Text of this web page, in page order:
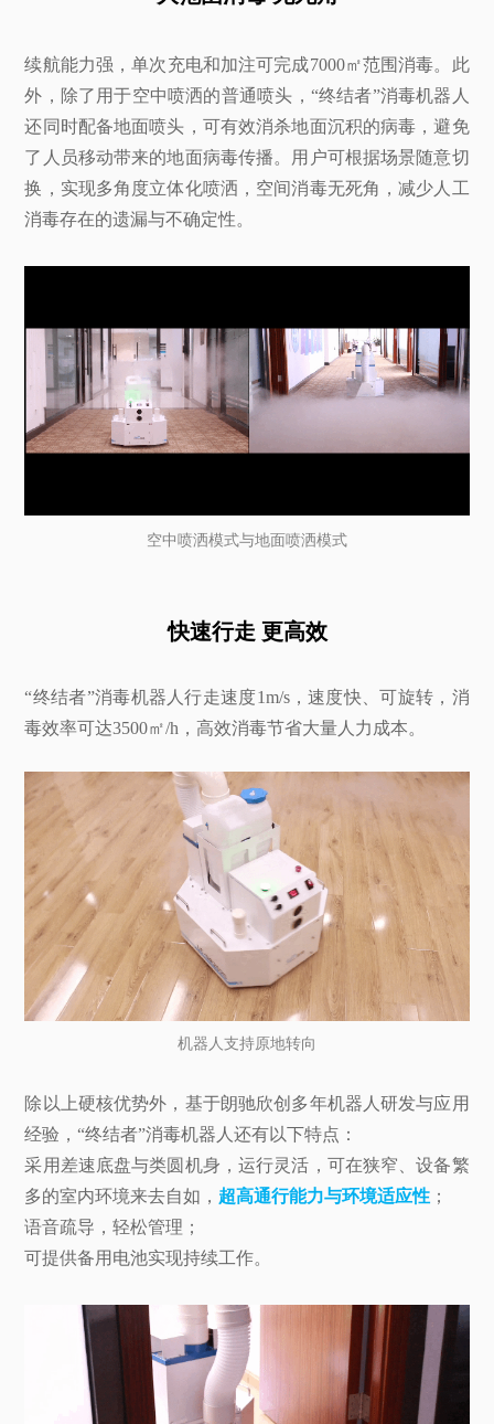
续航能力强，单次充电和加注可完成7000㎡范围消毒。此
外，除了用于空中喷洒的普通喷头，“终结者”消毒机器人
还同时配备地面喷头，可有效消杀地面沉积的病毒，避免
了人员移动带来的地面病毒传播。用户可根据场景随意切
换，实现多角度立体化喷洒，空间消毒无死角，减少人工
消毒存在的遗漏与不确定性。
空中喷洒模式与地面喷洒模式
快速行走 更高效
“终结者”消毒机器人行走速度1m/s，速度快、可旋转，消
毒效率可达3500㎡/h，高效消毒节省大量人力成本。
机器人支持原地转向
除以上硬核优势外，基于朗驰欣创多年机器人研发与应用
经验，“终结者”消毒机器人还有以下特点：
采用差速底盘与类圆机身，运行灵活，可在狭窄、设备繁
多的室内环境来去自如， 超高通行能力与环境适应性 ；
语音疏导，轻松管理；
可提供备用电池实现持续工作。